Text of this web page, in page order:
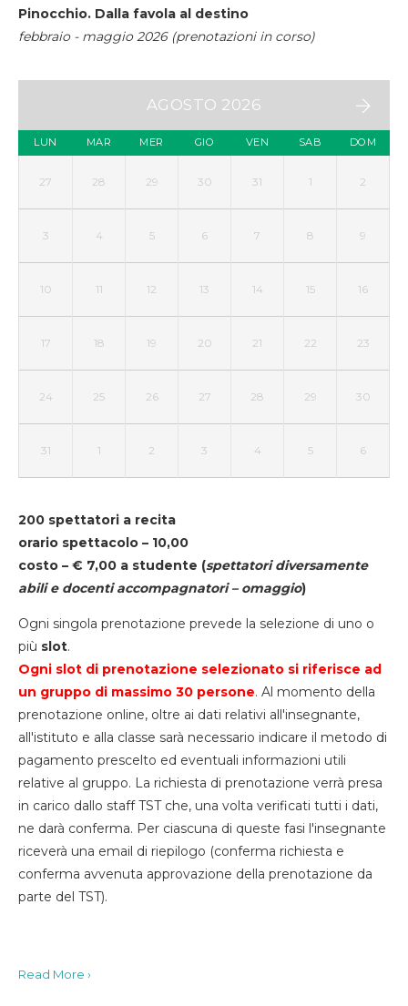
Pinocchio. Dalla favola al destino
febbraio - maggio 2026 (prenotazioni in corso)
AGOSTO 2026
LUN MAR MER GIO VEN SAB DOM
27 28 29 30 31 1 2
3 4 5 6 7 8 9
10 11 12 13 14 15 16
17 18 19 20 21 22 23
24 25 26 27 28 29 30
31 1 2 3 4 5 6
200 spettatori a recita
orario spettacolo – 10,00
costo – € 7,00 a studente (spettatori diversamente
abili e docenti accompagnatori – omaggio)
Ogni singola prenotazione prevede la selezione di uno o
più slot.
Ogni slot di prenotazione selezionato si riferisce ad
un gruppo di massimo 30 persone. Al momento della
prenotazione online, oltre ai dati relativi all'insegnante,
all'istituto e alla classe sarà necessario indicare il metodo di
pagamento prescelto ed eventuali informazioni utili
relative al gruppo. La richiesta di prenotazione verrà presa
in carico dallo staff TST che, una volta verificati tutti i dati,
ne darà conferma. Per ciascuna di queste fasi l'insegnante
riceverà una email di riepilogo (conferma richiesta e
conferma avvenuta approvazione della prenotazione da
parte del TST).
Read More ›